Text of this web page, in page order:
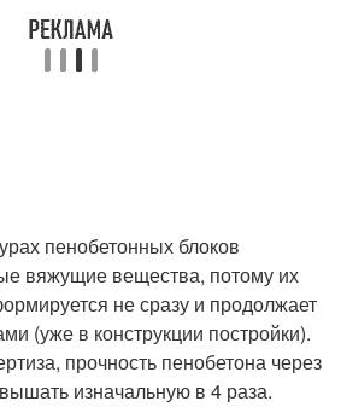
пенобетонных блоков
вяжущие вещества, потому их
не сразу и продолжает
(уже в конструкции постройки).
прочность пенобетона через
изначальную в 4 раза.